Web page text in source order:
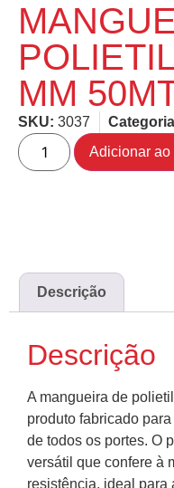
MM
Adicionar ao
SKU: 3037
Descrição
Descrição
A mangueira de
produto fabricado
de todos os portes. O
versátil que confere à
resistência, ideal para